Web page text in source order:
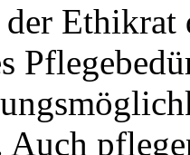
Ethikrat
Auch